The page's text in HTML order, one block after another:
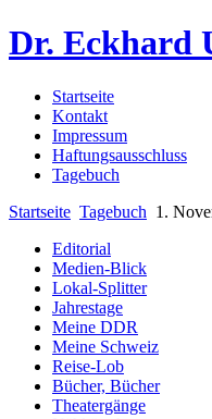
Dr. Eckhard
Startseite
Kontakt
Impressum
Haftungsausschluss
Tagebuch
Startseite Tagebuch 1.
Editorial
Medien-Blick
Lokal-Splitter
Jahrestage
Meine DDR
Meine Schweiz
Reise-Lob
Bücher, Bücher
Theatergänge